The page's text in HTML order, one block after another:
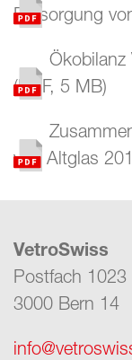
Entsorgung
Ökobilanz
(PDF, 5 MB)
von Altglas
VetroSwiss
Postfach 1023
3000 Bern 14